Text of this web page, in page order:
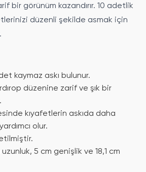
bir görünüm kazandırır. 10 adetlik
düzenli şekilde asmak için
kaymaz askı bulunur.
düzenine zarif ve şık bir
kıyafetlerin askıda daha
olur.
5 cm genişlik ve 18,1 cm